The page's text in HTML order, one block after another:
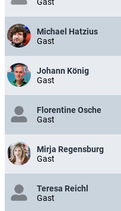
Michael Hatzius
Gast
Johann König
Gast
Florentine Osche
Gast
Mirja Regensburg
Gast
Teresa Reichl
Gast